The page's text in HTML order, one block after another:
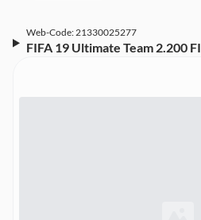
Web-Code: 21330025277
FIFA 19 Ultimate Team 2.200